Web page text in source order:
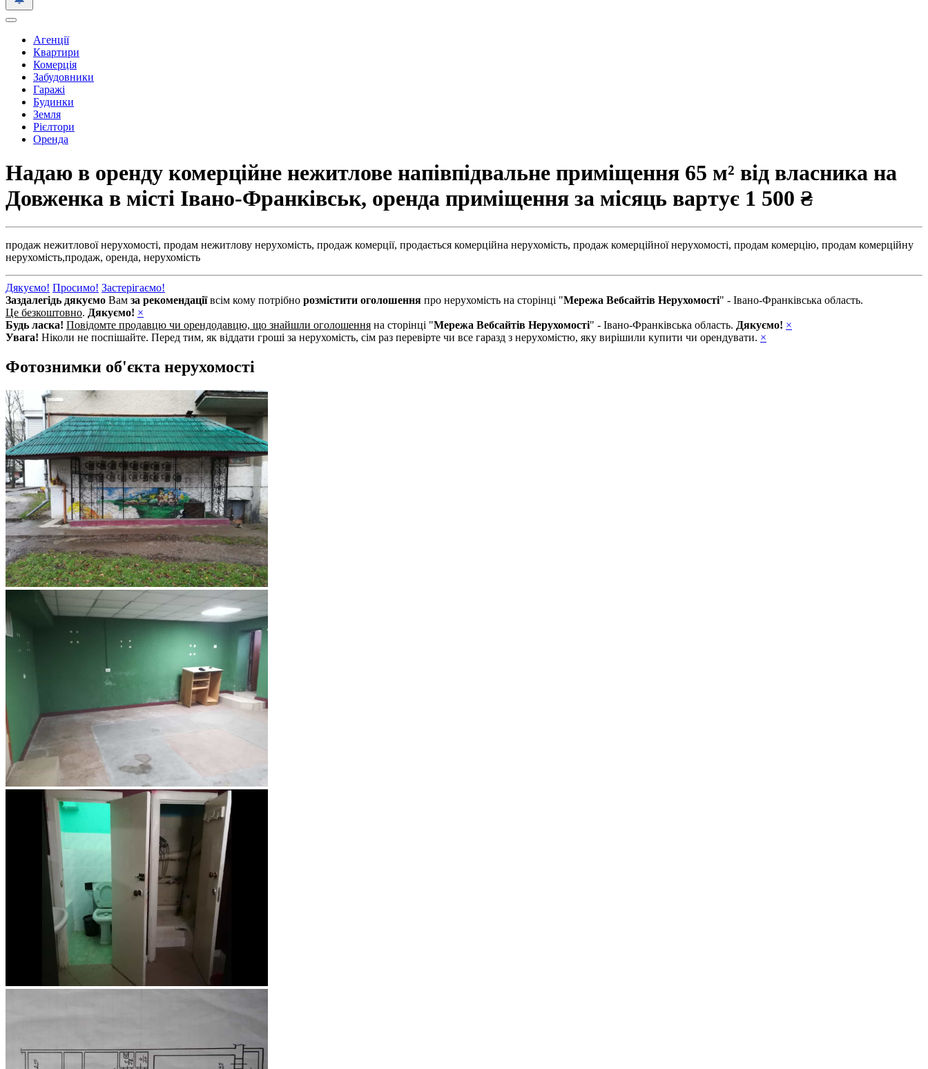
Агенції
Квартири
Комерція
Забудовники
Гаражі
Будинки
Земля
Рієлтори
Оренда
Надаю в оренду комерційне нежитлове напівпідвальне приміщення 65 м² від власника на
Довженка в місті Івано-Франківськ, оренда приміщення за місяць вартує 1 500 ₴
продаж нежитлової нерухомості, продам нежитлову нерухомість, продаж комерції, продається комерційна нерухомість, продаж комерційної нерухомості, продам комерцію, продам комерційну
нерухомість,продаж, оренда, нерухомість
Дякуємо! Просимо! Застерігаємо!
Заздалегідь дякуємо Вам за рекомендаціївсім кому потрібно розмістити оголошення про нерухомість на сторінці "Мережа Вебсайтів Нерухомості" - Івано-Франківська область.
Це безкоштовно. Дякуємо! ×
Будь ласка! Повідомте продавцю чи орендодавцю, що знайшли оголошення на сторінці "Мережа Вебсайтів Нерухомості" - Івано-Франківська область. Дякуємо! ×
Увага! Ніколи не поспішайте. Перед тим, як віддати гроші за нерухомість, сім раз перевірте чи все гаразд з нерухомістю, яку вирішили купити чи орендувати. ×
Фотознимки об'єкта нерухомості